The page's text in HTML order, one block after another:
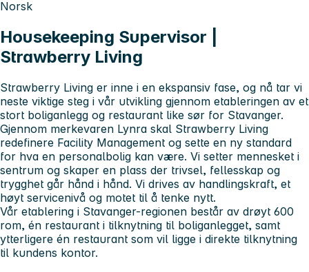
Norsk
Housekeeping Supervisor |
Strawberry Living
Strawberry Living er inne i en ekspansiv fase, og nå tar vi
neste viktige steg i vår utvikling gjennom etableringen av et
stort boliganlegg og restaurant like sør for Stavanger.
Gjennom merkevaren Lynra skal Strawberry Living
redefinere Facility Management og sette en ny standard
for hva en personalbolig kan være. Vi setter mennesket i
sentrum og skaper en plass der trivsel, fellesskap og
trygghet går hånd i hånd. Vi drives av handlingskraft, et
høyt servicenivå og motet til å tenke nytt.
Vår etablering i Stavanger-regionen består av drøyt 600
rom, én restaurant i tilknytning til boliganlegget, samt
ytterligere én restaurant som vil ligge i direkte tilknytning
til kundens kontor.